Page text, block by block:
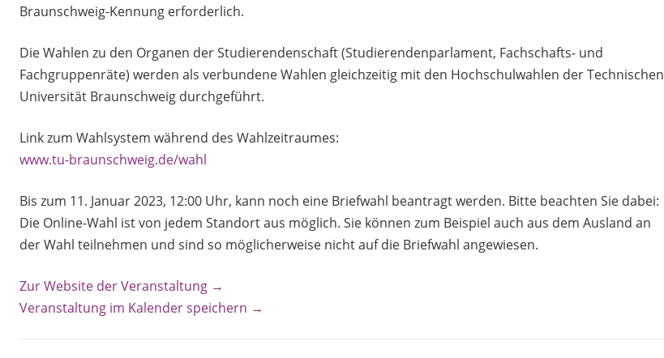
Braunschweig-Kennung erforderlich.
Die Wahlen zu den Organen der Studierendenschaft (Studierendenparlament, Fachschafts- und
Fachgruppenräte) werden als verbundene Wahlen gleichzeitig mit den Hochschulwahlen der Technischen
Universität Braunschweig durchgeführt.
Link zum Wahlsystem während des Wahlzeitraumes:
www.tu-braunschweig.de/wahl
Bis zum 11. Januar 2023, 12:00 Uhr, kann noch eine Briefwahl beantragt werden. Bitte beachten Sie dabei:
Die Online-Wahl ist von jedem Standort aus möglich. Sie können zum Beispiel auch aus dem Ausland an
der Wahl teilnehmen und sind so möglicherweise nicht auf die Briefwahl angewiesen.
Zur Website der Veranstaltung →
Veranstaltung im Kalender speichern →